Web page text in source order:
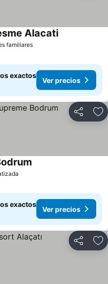
familiaresVer precios
AlacatiVer precios
exactos
Ver precios
Compartir
exactos
Ver precios
Compartir